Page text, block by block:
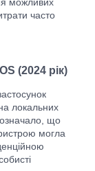
часто
(2024 рік)
локальних
що
могла